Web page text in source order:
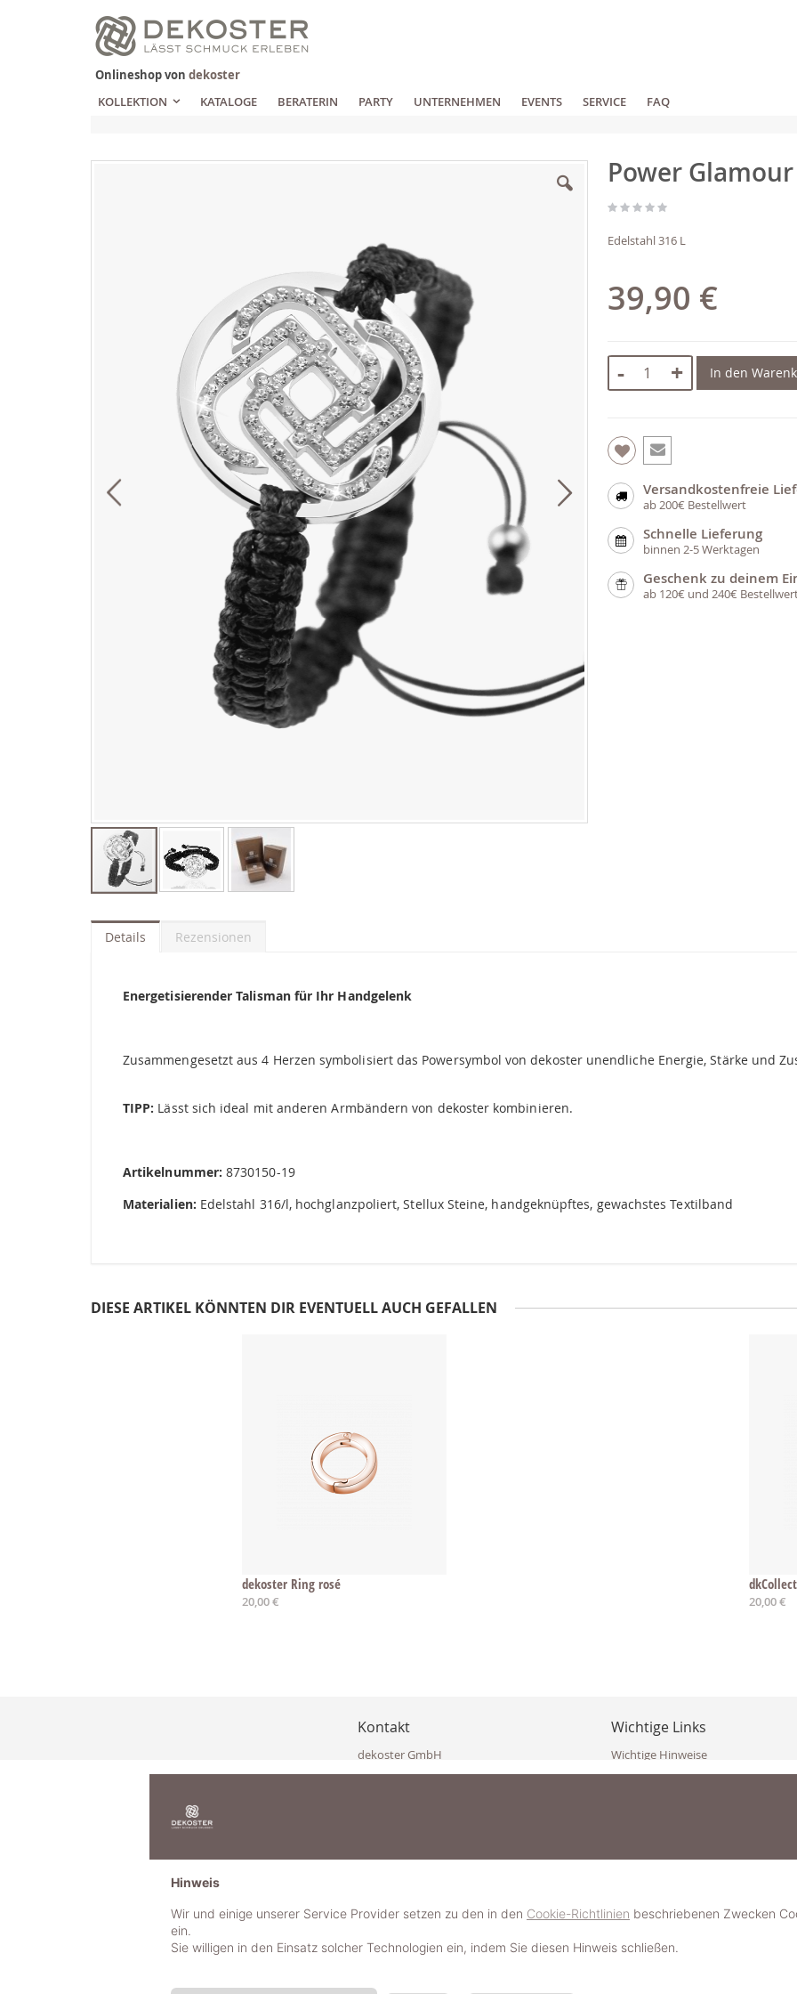
Zum
Inhalt
springen
Onlineshop von dekoster
KOLLEKTION
KATALOGE BERATERIN PARTY UNTERNEHMEN EVENTS SERVICE FAQ
Anfang
der
Power
Edelstahl 316 L
39,90 €
- + In den
Versandkostenfreie
ab 200€ Bestellwert
Schnelle Lieferung
binnen 2-5 Werktagen
Geschenk zu deinem
ab 120€ und 240€
Details
Energetisierender Talisman für Ihr Handgelenk
Zusammengesetzt aus 4 Herzen symbolisiert das Powersymbol von dekoster unendliche Energie, Stärke und
TIPP: Lässt sich ideal mit anderen Armbändern von dekoster kombinieren.
Artikelnummer: 8730150-19
Materialien: Edelstahl 316/l, hochglanzpoliert, Stellux Steine, handgeknüpftes, gewachstes Textilband
Rezensionen
DIESE ARTIKEL KÖNNTEN DIR EVENTUELL AUCH GEFALLEN
dekoster Ring rosé
20,00 € 20,00 €
Kontakt
dekoster GmbH
Eisenkappler Str. 10
+43 677 623 47 410 (WhatsApp)
Wichtige Links
Wichtige Hinweise
Häufig gestellte Fragen (FAQ)
Impressum
Schmuckerlebnis / Schmuckparty
Schmuck- & Styleguide werden
Hinweis
Wir und einige unserer Service Provider setzen zu den in den Cookie-Richtlinien beschriebenen Zwecken
ein.
Sie willigen in den Einsatz solcher Technologien ein, indem Sie diesen Hinweis schließen.